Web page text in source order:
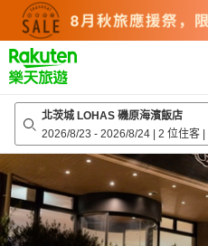
top
page
北茨城 LOHAS 磯原海濱飯店
2026/8/23 - 2026/8/24 | 2 位住客 |